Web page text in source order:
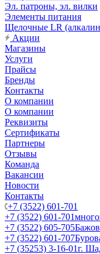
Эл. патроны, эл. вилки
Элементы питания
Щелочные LR
Акции
Магазины
Услуги
Прайсы
Бренды
Контакты
О компании
О компании
Реквизиты
Сертификаты
Партнеры
Отзывы
Команда
Вакансии
Новости
Контакты
+7 (3522) 601-701
+7 (3522) 601-701
+7 (3522) 605-705
+7 (3522) 601-707
+7 (35253) 3-16-01г.